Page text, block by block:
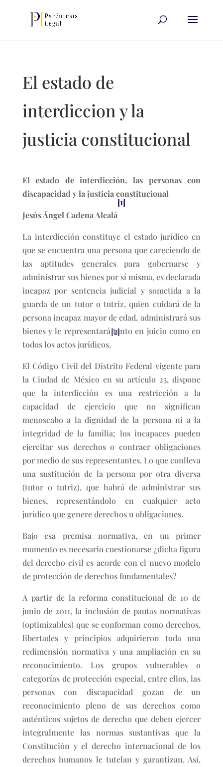
El estado de
interdiccion y la
justicia constitucional
El estado de interdicción, las personas con
discapacidad y la justicia constitucional
Jesús Ángel Cadena Alcalá
[1]
La interdicción constituye el estado jurídico en
que se encuentra una persona que careciendo de
las aptitudes generales para gobernarse y
administrar sus bienes por sí misma, es declarada
incapaz por sentencia judicial y sometida a la
guarda de un tutor o tutriz, quien cuidará de la
persona incapaz mayor de edad, administrará sus
bienes y le representará tanto en juicio como en
todos los actos jurídicos.
[2]
El Código Civil del Distrito Federal vigente para
la Ciudad de México en su artículo 23, dispone
que la interdicción es una restricción a la
capacidad de ejercicio que no significan
menoscabo a la dignidad de la persona ni a la
integridad de la familia; los incapaces pueden
ejercitar sus derechos o contraer obligaciones
por medio de sus representantes. Lo que conlleva
una sustitución de la persona por otra diversa
(tutor o tutriz), que habrá de administrar sus
bienes, representándolo en cualquier acto
jurídico que genere derechos u obligaciones.
Bajo esa premisa normativa, en un primer
momento es necesario cuestionarse ¿dicha figura
del derecho civil es acorde con el nuevo modelo
de protección de derechos fundamentales?
A partir de la reforma constitucional de 10 de
junio de 2011, la inclusión de pautas normativas
(optimizables) que se conforman como derechos,
libertades y principios adquirieron toda una
redimensión normativa y una ampliación en su
reconocimiento. Los grupos vulnerables o
categorías de protección especial, entre ellos, las
personas con discapacidad gozan de un
reconocimiento pleno de sus derechos como
auténticos sujetos de derecho que deben ejercer
integralmente las normas sustantivas que la
Constitución y el derecho internacional de los
derechos humanos le tutelan y garantizan. Así,